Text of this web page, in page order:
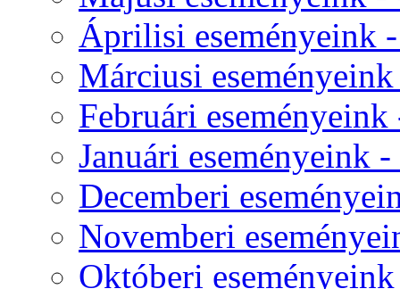
Áprilisi eseményeink
Márciusi
Februári
Januári eseményeink
Decemberi
Novemberi
Októberi